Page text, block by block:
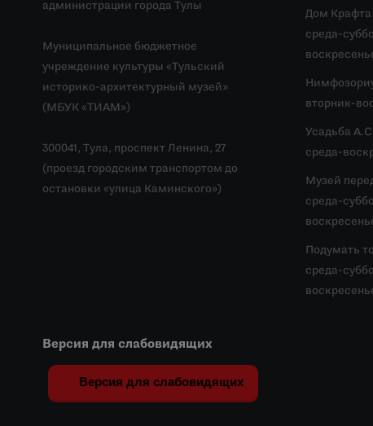
администрации города Тулы
Муниципальное бюджетное
учреждение культуры «Тульский
историко-архитектурный музей»
(МБУК «ТИАМ»)
300041, Тула, проспект Ленина, 27
(проезд городским транспортом до
остановки «улица Каминского»)
Дом Крафта
среда-
вторник-
Усадьба
среда-
Музей
среда-
Подумать
среда-
Версия для слабовидящих
Версия для слабовидящих